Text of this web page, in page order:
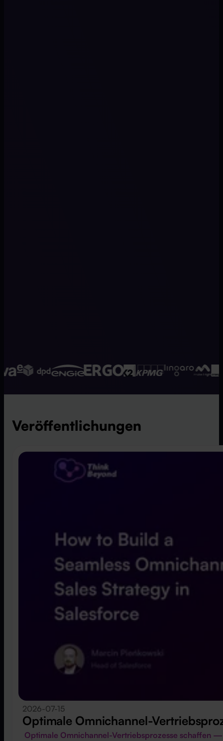
Veröffentlichungen
2026-07-15
Optimale Omnichannel-
Optimale Omnichannel-Vertriebsprozesse schaffen —